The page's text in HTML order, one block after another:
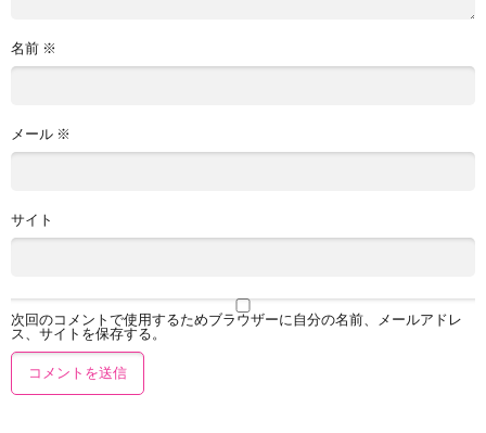
名前 ※
メール ※
サイト
次回のコメントで使用するためブラウザーに自分の名前、メールアドレ
ス、サイトを保存する。